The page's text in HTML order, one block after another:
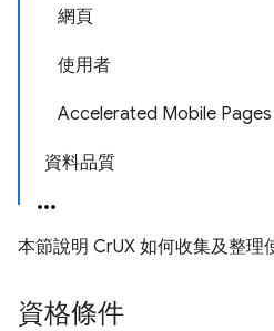
網頁
使用者
Accelerated Mobile Pages
資料品質
本節說明 CrUX 如何收集及整理
資格條件